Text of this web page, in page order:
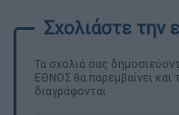
Τα σχολιά σας
ΕΘΝΟΣ θα παρεμβαίνει και
διαγράφονται